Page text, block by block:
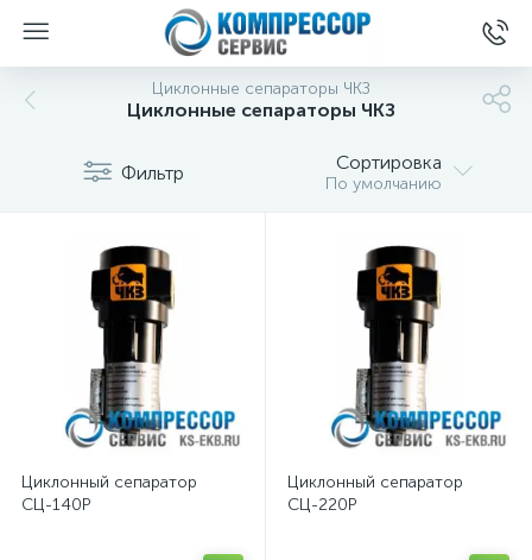
Циклонные сепараторы ЧКЗ
Циклонные сепараторы ЧКЗ
Фильтр Сортировка
По умолчанию
Циклонный сепаратор
СЦ-140Р
Циклонный сепаратор
СЦ-220Р